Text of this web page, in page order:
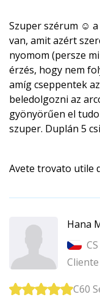
Szuper szérum ☺️
van, amit azért
nyomom (persze
érzés, hogy nem
amíg cseppentek
beledolgozni az
gyönyörűen el
szuper. Duplán 5
Avete trovato utile
Hana
C60